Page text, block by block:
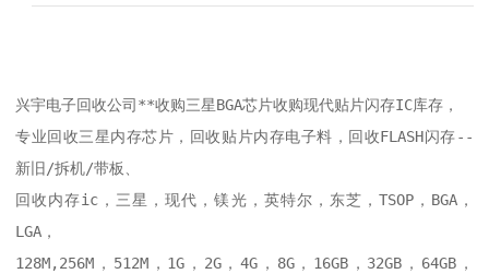
兴宇电子回收公司**收购三星BGA芯片收购现代贴片闪存IC库存，
专业回收三星内存芯片，回收贴片内存电子料，回收FLASH闪存--
新旧/拆机/带板、
回收内存ic，三星，现代，镁光，英特尔，东芝，TSOP，BGA，
LGA，
128M,256M，512M，1G，2G，4G，8G，16GB，32GB，64GB，